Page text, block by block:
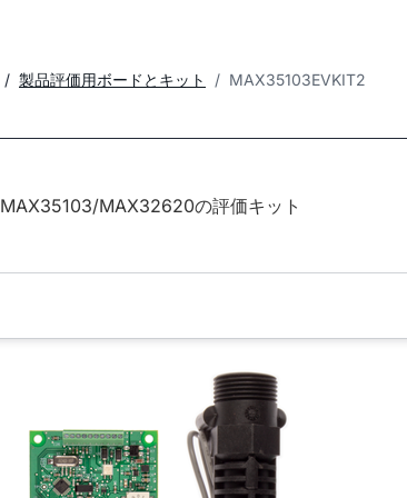
製品評価用ボードとキット MAX35103EVKIT2
MAX35103/MAX32620の評価キット